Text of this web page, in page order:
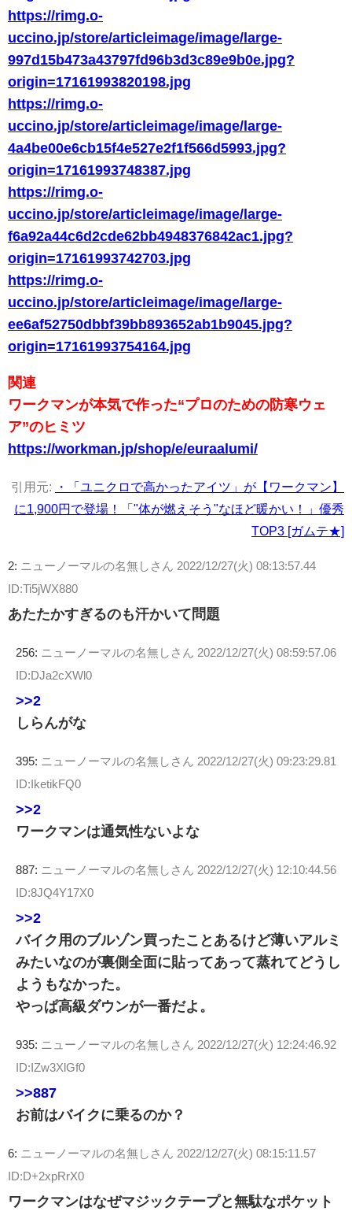
https://rimg.o-
uccino.jp/store/articleimage/image/large-
997d15b473a43797fd96b3d3c89e9b0e.jpg?
origin=17161993820198.jpg
https://rimg.o-
uccino.jp/store/articleimage/image/large-
4a4be00e6cb15f4e527e2f1f566d5993.jpg?
origin=17161993748387.jpg
https://rimg.o-
uccino.jp/store/articleimage/image/large-
f6a92a44c6d2cde62bb4948376842ac1.jpg?
origin=17161993742703.jpg
https://rimg.o-
uccino.jp/store/articleimage/image/large-
ee6af52750dbbf39bb893652ab1b9045.jpg?
origin=17161993754164.jpg
関連
ワークマンが本気で作った“プロのための防寒ウェ
ア”のヒミツ
https://workman.jp/shop/e/euraalumi/
引用元:
・「ユニクロで高かったアイツ」が【ワークマン】
に1,900円で登場！「"体が燃えそう"なほど暖かい！」優秀
TOP3 [ガムテ★]
2: ニューノーマルの名無しさん
2022/12/27(火) 08:13:57.44
ID:Ti5jWX880
あたたかすぎるのも汗かいて問題
256: ニューノーマルの名無しさん
2022/12/27(火) 08:59:57.06
ID:DJa2cXWl0
>>2
しらんがな
395: ニューノーマルの名無しさん
2022/12/27(火) 09:23:29.81
ID:IketikFQ0
>>2
ワークマンは通気性ないよな
887: ニューノーマルの名無しさん
2022/12/27(火) 12:10:44.56
ID:8JQ4Y17X0
>>2
バイク用のブルゾン買ったことあるけど薄いアルミ
みたいなのが裏側全面に貼ってあって蒸れてどうし
ようもなかった。
やっぱ高級ダウンが一番だよ。
935: ニューノーマルの名無しさん
2022/12/27(火) 12:24:46.92
ID:IZw3XlGf0
>>887
お前はバイクに乗るのか？
6: ニューノーマルの名無しさん
2022/12/27(火) 08:15:11.57
ID:D+2xpRrX0
ワークマンはなぜマジックテープと無駄なポケット